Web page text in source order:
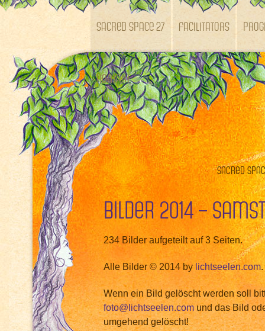
SACRED SPACE 27 Facilitators
Kontakt
Sacred
Bilder 2014 –
234 Bilder aufgeteilt auf 3 Seiten.
Alle Bilder © 2014 by lichtseelen.com.
Wenn ein Bild gelöscht werden soll
foto@lichtseelen.comund das Bild
umgehend gelöscht!